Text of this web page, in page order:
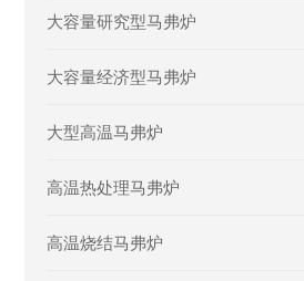
大容量研究型马弗炉
大容量经济型马弗炉
大型高温马弗炉
高温热处理马弗炉
高温烧结马弗炉